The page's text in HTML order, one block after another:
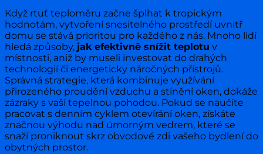
Když rtuť teploměru začne šplhat k tropickým
hodnotám, vytvoření snesitelného prostředí uvnitř
domu se stává prioritou pro každého z nás. Mnoho lidí
hledá způsoby, jak efektivně snížit teplotu v
místnosti, aniž by museli investovat do drahých
technologií či energeticky náročných přístrojů.
Správná strategie, která kombinuje využívání
přirozeného proudění vzduchu a stínění oken, dokáže
zázraky s vaší tepelnou pohodou. Pokud se naučíte
pracovat s denním cyklem otevírání oken, získáte
značnou výhodu nad úmorným vedrem, které se
snaží proniknout skrz obvodové zdi vašeho bydlení do
obytných prostor.